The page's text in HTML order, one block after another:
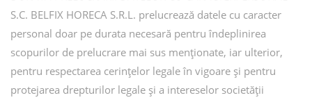
S.C. BELFIX HORECA S.R.L. prelucrează datele cu caracter
personal doar pe durata necesară pentru îndeplinirea
scopurilor de prelucrare mai sus menționate, iar ulterior,
pentru respectarea cerințelor legale în vigoare și pentru
protejarea drepturilor legale și a intereselor societății